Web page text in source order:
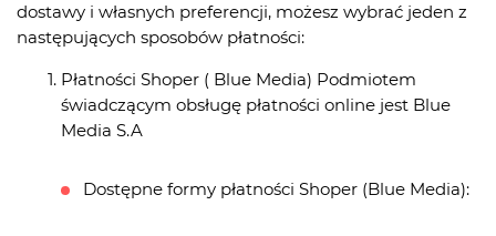
dostawy i własnych preferencji, możesz wybrać jeden z
następujących sposobów płatności:
Płatności Shoper ( Blue Media) Podmiotem
świadczącym obsługę płatności online jest Blue
Media S.A
Dostępne formy płatności Shoper (Blue Media):